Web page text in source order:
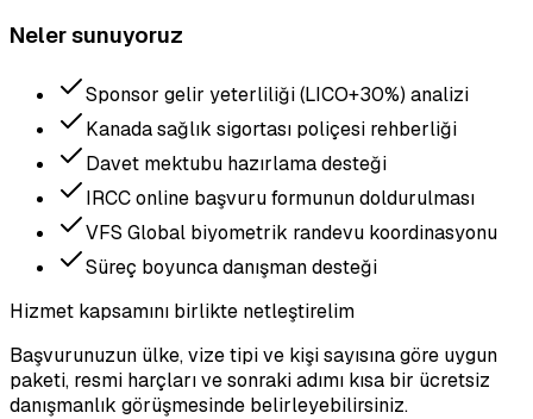
Neler sunuyoruz
Sponsor gelir yeterliliği (LICO+30%) analizi
Kanada sağlık sigortası poliçesi rehberliği
Davet mektubu hazırlama desteği
IRCC online başvuru formunun doldurulması
VFS Global biyometrik randevu koordinasyonu
Süreç boyunca danışman desteği
Hizmet kapsamını birlikte netleştirelim
Başvurunuzun ülke, vize tipi ve kişi sayısına göre uygun
paketi, resmi harçları ve sonraki adımı kısa bir ücretsiz
danışmanlık görüşmesinde belirleyebilirsiniz.